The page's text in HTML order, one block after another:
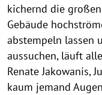
kichernd die
Gebäude
abstempeln lassen
aussuchen, läuft
Renate Jakowanis,
kaum jemand